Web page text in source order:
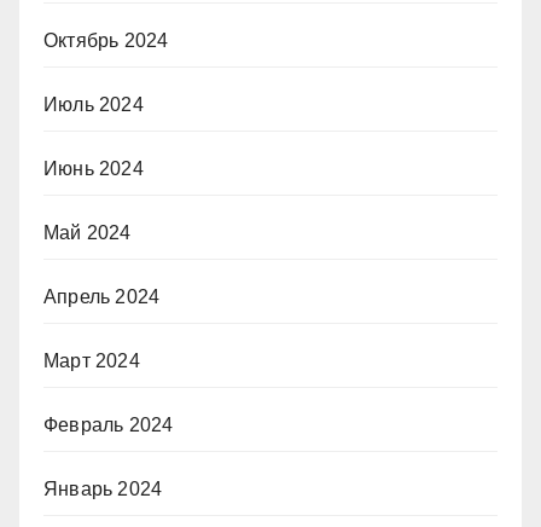
Октябрь 2024
Июль 2024
Июнь 2024
Май 2024
Апрель 2024
Март 2024
Февраль 2024
Январь 2024